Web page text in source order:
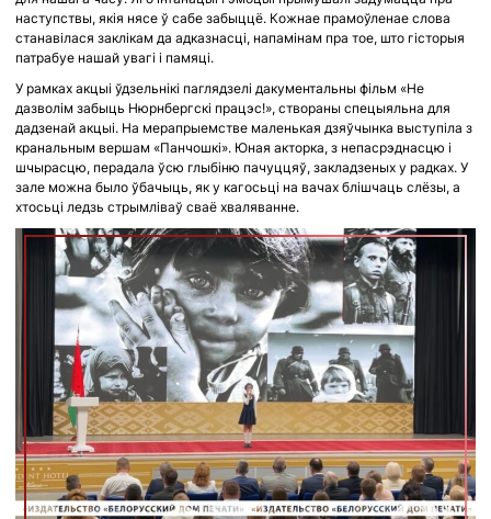
наступствы, якія нясе ў сабе забыццё. Кожнае прамоўленае слова
станавілася заклікам да адказнасці, напамінам пра тое, што гісторыя
патрабуе нашай увагі і памяці.
У рамках акцыі ўдзельнікі паглядзелі дакументальны фільм «Не
дазволім забыць Нюрнбергскі працэс!», створаны спецыяльна для
дадзенай акцыі. На мерапрыемстве маленькая дзяўчынка выступіла з
кранальным вершам «Панчошкі». Юная акторка, з непасрэднасцю і
шчырасцю, перадала ўсю глыбіню пачуццяў, закладзеных у радках. У
зале можна было ўбачыць, як у кагосьці на вачах блішчаць слёзы, а
хтосьці ледзь стрымліваў сваё хваляванне.